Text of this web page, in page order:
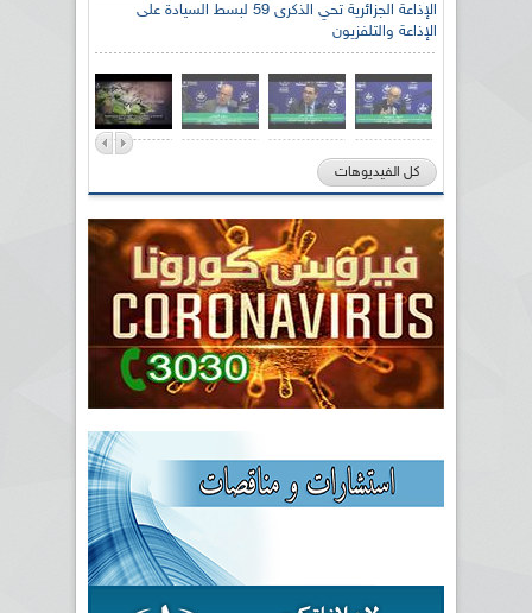
الإذاعة الجزائرية تحي الذكرى 59 لبسط السيادة على
الإذاعة والتلفزيون
كل الفيديوهات